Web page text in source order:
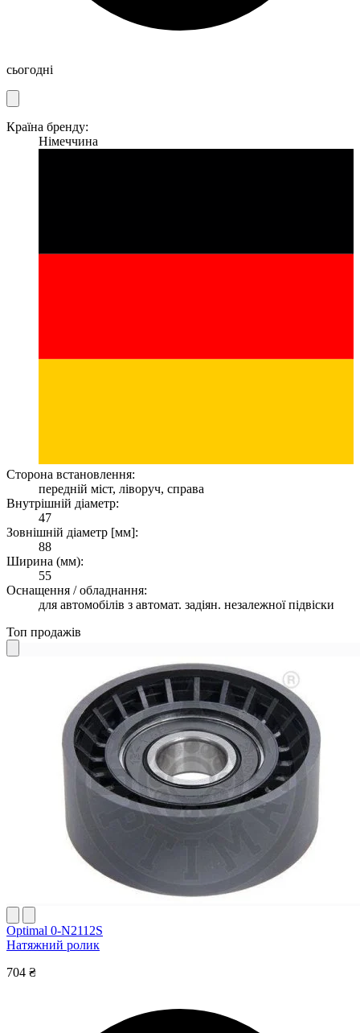
сьогодні
Країна бренду:
Німеччина
Сторона встановлення:
передній міст, ліворуч, справа
Внутрішній діаметр:
47
Зовнішній діаметр [мм]:
88
Ширина (мм):
55
Оснащення / обладнання:
для автомобілів з автомат. задіян. незалежної підвіски
Топ продажів
Optimal 0-N2112S
Натяжний ролик
704 ₴